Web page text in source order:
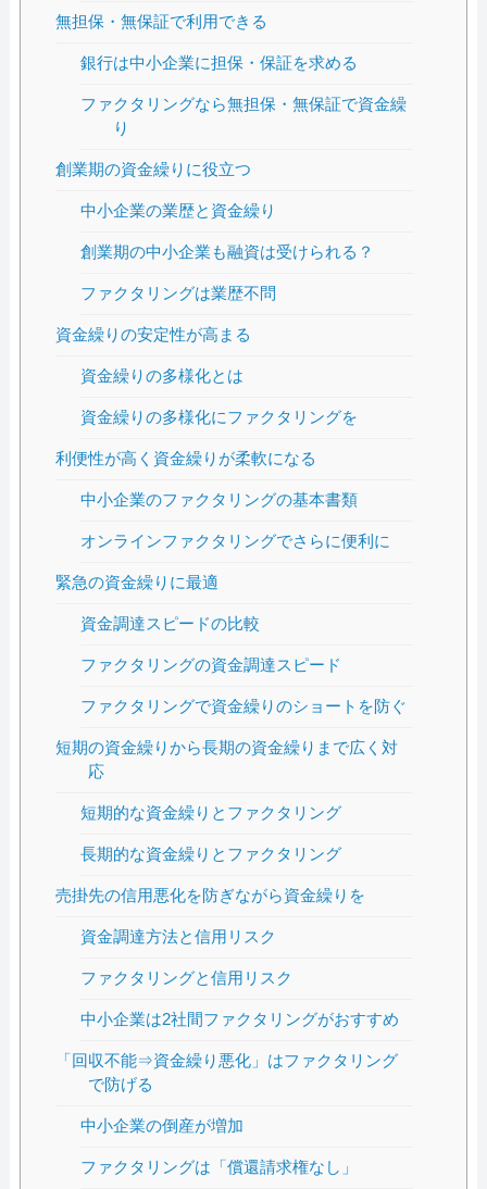
無担保・無保証で利用できる
銀行は中小企業に担保・保証を求める
ファクタリングなら無担保・無保証で資金繰
り
創業期の資金繰りに役立つ
中小企業の業歴と資金繰り
創業期の中小企業も融資は受けられる？
ファクタリングは業歴不問
資金繰りの安定性が高まる
資金繰りの多様化とは
資金繰りの多様化にファクタリングを
利便性が高く資金繰りが柔軟になる
中小企業のファクタリングの基本書類
オンラインファクタリングでさらに便利に
緊急の資金繰りに最適
資金調達スピードの比較
ファクタリングの資金調達スピード
ファクタリングで資金繰りのショートを防ぐ
短期の資金繰りから長期の資金繰りまで広く対
応
短期的な資金繰りとファクタリング
長期的な資金繰りとファクタリング
売掛先の信用悪化を防ぎながら資金繰りを
資金調達方法と信用リスク
ファクタリングと信用リスク
中小企業は2社間ファクタリングがおすすめ
「回収不能⇒資金繰り悪化」はファクタリング
で防げる
中小企業の倒産が増加
ファクタリングは「償還請求権なし」